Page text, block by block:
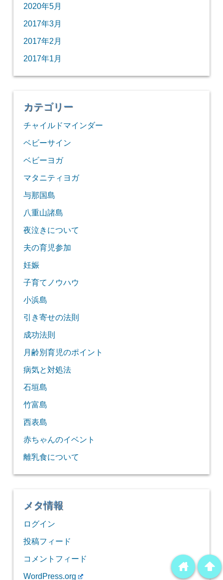
2020年5月
2017年3月
2017年2月
2017年1月
カテゴリー
チャイルドマインダー
ベビーサイン
ベビーヨガ
マタニティヨガ
与那国島
八重山諸島
夜泣きについて
夫の育児参加
妊娠
子育てノウハウ
小浜島
引き寄せの法則
成功法則
月齢別育児のポイント
病気と対処法
石垣島
竹富島
西表島
赤ちゃんのイベント
離乳食について
メタ情報
ログイン
投稿フィード
コメントフィード
WordPress.org
arrowup
home